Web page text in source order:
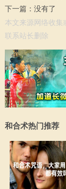
下一篇：没有了
本文来源网络收集
联系站长删除
和合术热门推荐